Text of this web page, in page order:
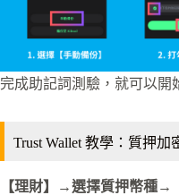
完成助記詞測驗，就可以開
Trust Wallet 教學：質押加
【理財】→選擇質押幣種→